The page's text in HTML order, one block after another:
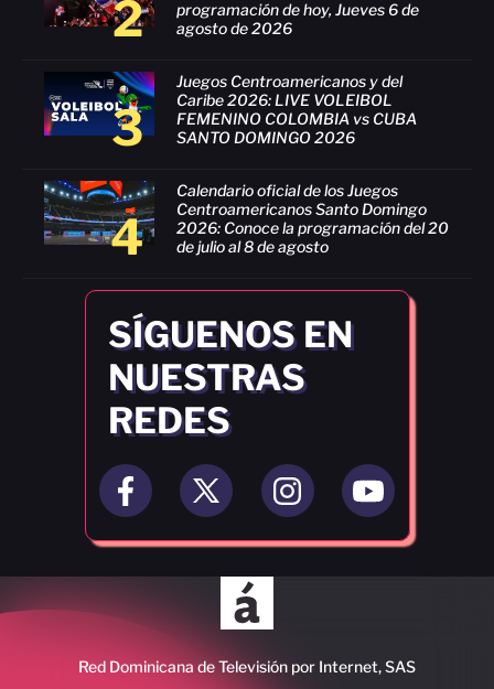
2
programación de hoy, Jueves 6 de
agosto de 2026
3
Juegos Centroamericanos y del
Caribe 2026: LIVE VOLEIBOL
FEMENINO COLOMBIA vs CUBA
SANTO DOMINGO 2026
4
Calendario oficial de los Juegos
Centroamericanos Santo Domingo
2026: Conoce la programación del 20
de julio al 8 de agosto
SÍGUENOS EN
NUESTRAS
REDES
Red Dominicana de Televisión por Internet, SAS